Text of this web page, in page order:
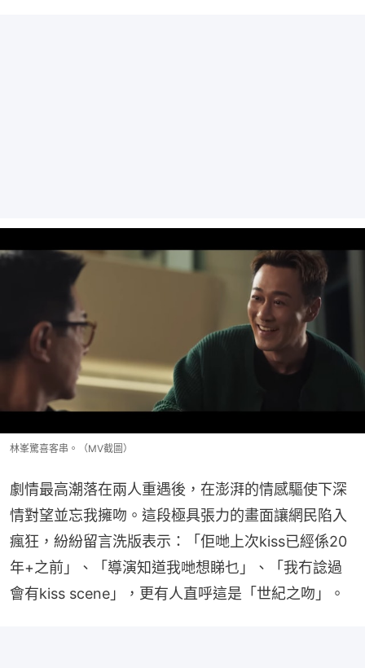
林峯驚喜客串。（MV截圖）
劇情最高潮落在兩人重遇後，在澎湃的情感驅使下深
情對望並忘我擁吻。這段極具張力的畫面讓網民陷入
瘋狂，紛紛留言洗版表示：「佢哋上次kiss已經係20
年+之前」、「導演知道我哋想睇乜」、「我冇諗過
會有kiss scene」，更有人直呼這是「世紀之吻」。